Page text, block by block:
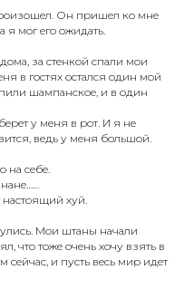
Он пришел ко мне
я мог его ожидать.
за стенкой спали мои
в гостях остался один мой
шампанское, и в один
у меня в рот. И я не
ведь у меня большой.
на себе.
настоящий хуй.
Мои штаны начали
что тоже очень хочу взять в
и пусть весь мир идет